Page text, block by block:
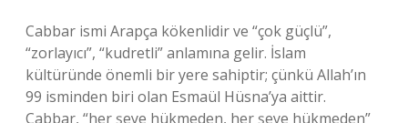
Cabbar ismi Arapça kökenlidir ve “çok güçlü”,
“zorlayıcı”, “kudretli” anlamına gelir. İslam
kültüründe önemli bir yere sahiptir; çünkü Allah’ın
99 isminden biri olan Esmaül Hüsna’ya aittir.
Cabbar, “her şeye hükmeden, her şeye hükmeden”